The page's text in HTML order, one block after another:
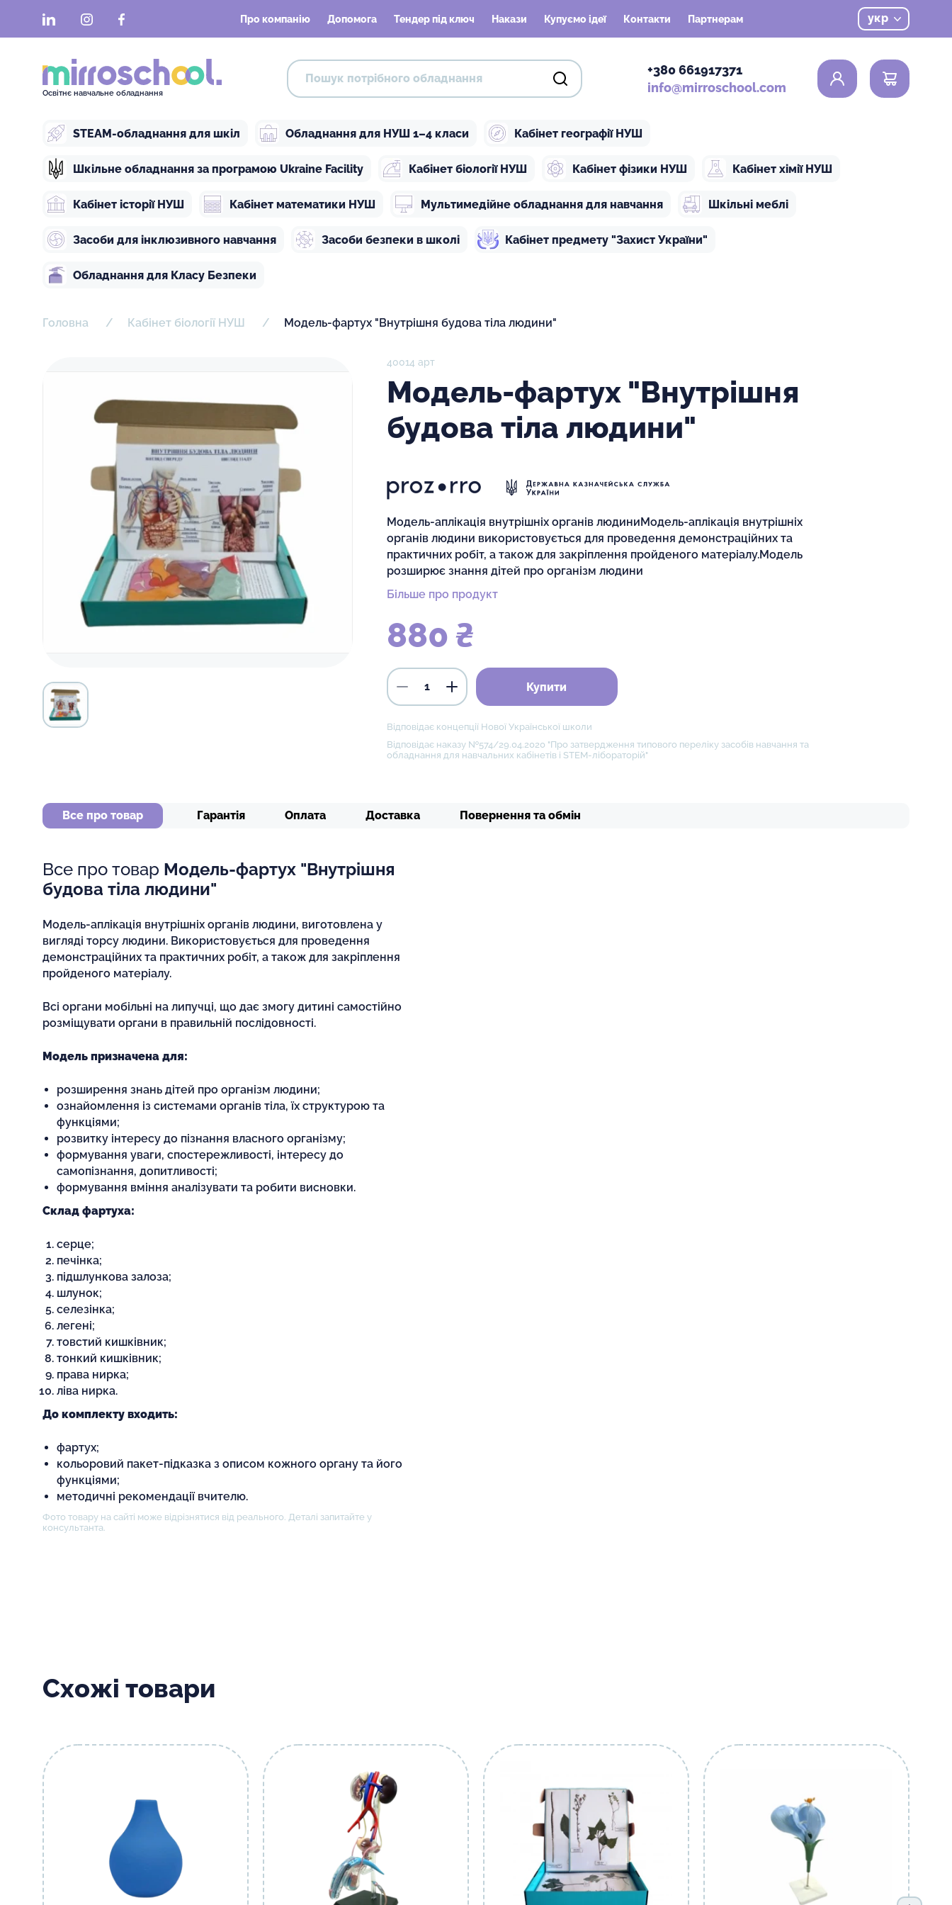
LinkedInInstagramFacebook Про компанію Допомога Тендер під ключ Накази Купуємо ідеї Контакти Партнерам укр
Освітнє навчальне обладнання
+380 661917371
info@mirroschool.com
0
STEAM-обладнання для шкіл Обладнання для НУШ 1–4 класи Кабінет географії НУШ
Шкільне обладнання за програмою Ukraine Facility Кабінет біології НУШ Кабінет фізики НУШ Кабінет хімії НУШ
Кабінет історії НУШ Кабінет математики НУШ Мультимедійне обладнання для навчання Шкільні меблі
Засоби для інклюзивного навчання Засоби безпеки в школі Кабінет предмету "Захист України"
Обладнання для Класу Безпеки
Головна Кабінет біології НУШ Модель-фартух "Внутрішня будова тіла людини"
40014 арт
Модель-фартух "Внутрішня
будова тіла людини"
Модель-аплікація внутрішніх органів людиниМодель-аплікація внутрішніх
органів людини використовується для проведення демонстраційних та
практичних робіт, а також для закріплення пройденого матеріалу.Модель
розширює знання дітей про організм людини
Більше про продукт
880 ₴
Купити
Відповідає концепції Нової Української школи
Відповідає наказу №574/29.04.2020 "Про затвердження типового переліку засобів навчання та
обладнання для навчальних кабінетів і STEM-лібораторій"
Все про товар Гарантія Оплата Доставка Повернення та обмін
Все про товар Модель-фартух "Внутрішня
будова тіла людини"
Модель-аплікація внутрішніх органів людини, виготовлена у
вигляді торсу людини. Використовується для проведення
демонстраційних та практичних робіт, а також для закріплення
пройденого матеріалу.
Всі органи мобільні на липучці, що дає змогу дитині самостійно
розміщувати органи в правильній послідовності.
Модель призначена для:
розширення знань дітей про організм людини;
ознайомлення із системами органів тіла, їх структурою та
функціями;
розвитку інтересу до пізнання власного організму;
формування уваги, спостережливості, інтересу до
самопізнання, допитливості;
формування вміння аналізувати та робити висновки.
Склад фартуха:
серце;
печінка;
підшлункова залоза;
шлунок;
селезінка;
легені;
товстий кишківник;
тонкий кишківник;
права нирка;
ліва нирка.
До комплекту входить:
фартух;
кольоровий пакет-підказка з описом кожного органу та його
функціями;
методичні рекомендації вчителю.
Фото товару на сайті може відрізнятися від реального. Деталі запитайте у
консультанта.
Схожі товари